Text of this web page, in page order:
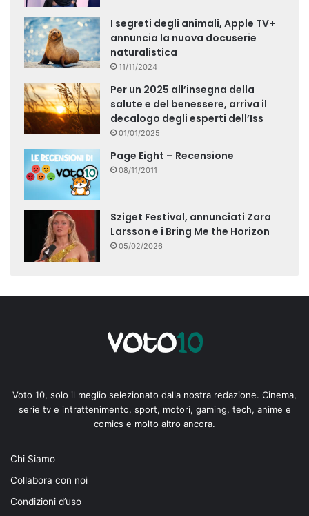
I segreti degli animali, Apple TV+
annuncia la nuova docuserie
naturalistica
11/11/2024
Per un 2025 all’insegna della
salute e del benessere, arriva il
decalogo degli esperti dell’Iss
01/01/2025
Page Eight – Recensione
08/11/2011
Sziget Festival, annunciati Zara
Larsson e i Bring Me the Horizon
05/02/2026
Voto 10, solo il meglio selezionato dalla nostra redazione. Cinema,
serie tv e intrattenimento, sport, motori, gaming, tech, anime e
comics e molto altro ancora.
Chi Siamo
Collabora con noi
Condizioni d’uso